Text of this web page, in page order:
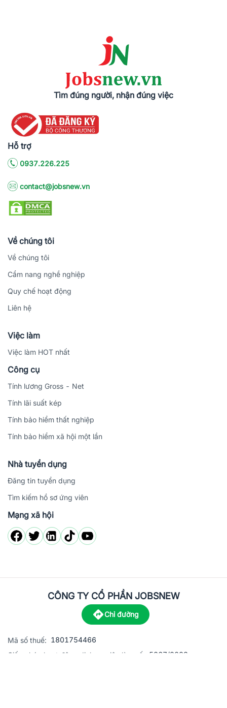
Tìm đúng người, nhận đúng việc
Hỗ trợ
0937.226.225
contact@jobsnew.vn
Về chúng tôi
Về chúng tôi
Cẩm nang nghề nghiệp
Quy chế hoạt động
Liên hệ
Việc làm
Việc làm HOT nhất
Công cụ
Tính lương Gross - Net
Tính lãi suất kép
Tính bảo hiểm thất nghiệp
Tính bảo hiểm xã hội một lần
Nhà tuyển dụng
Đăng tin tuyển dụng
Tìm kiếm hồ sơ ứng viên
Mạng xã hội
CÔNG TY CỔ PHẦN JOBSNEW
Chỉ đường
Mã số thuế: 1801754466
Giấy phép hoạt động dịch vụ việc làm số:
5867/2023